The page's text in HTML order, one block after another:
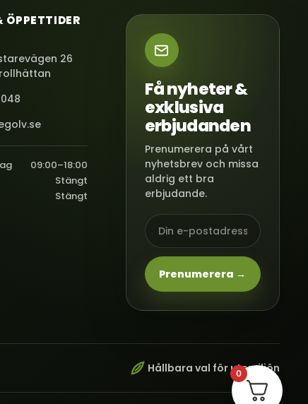
ÖPPETTIDER
26
09:00–18:00
Stängt
Stängt
Få nyheter &
exklusiva
erbjudanden
Prenumerera på vårt
nyhetsbrev och missa
aldrig ett bra
erbjudande.
Prenumerera →
Hållbara val för utemiljön
0